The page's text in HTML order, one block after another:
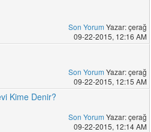
Son Yorum Yazar: çerağ
09-22-2015, 12:16 AM
Son Yorum Yazar: çerağ
09-22-2015, 12:15 AM
Kime Denir?
Son Yorum Yazar: çerağ
09-22-2015, 12:14 AM